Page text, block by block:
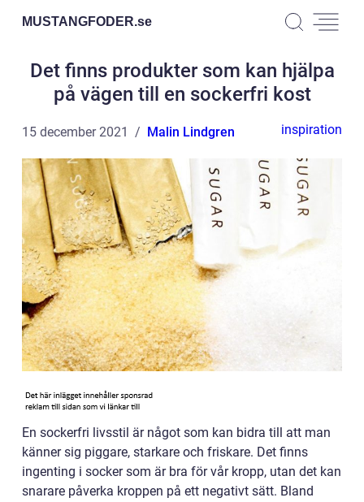
MUSTANGFODER.se
Det finns produkter som kan hjälpa
på vägen till en sockerfri kost
15 december 2021 Malin Lindgren inspiration
En sockerfri livsstil är något som kan bidra till att man
känner sig piggare, starkare och friskare. Det finns
ingenting i socker som är bra för vår kropp, utan det kan
snarare påverka kroppen på ett negativt sätt. Bland